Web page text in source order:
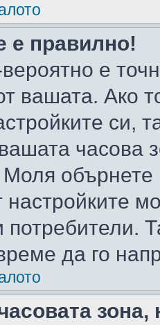
е правилно!
е
вашата. Ако
си,
обърнете
настройките
потребители.
да го